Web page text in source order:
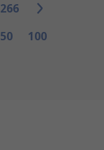
266
50 100